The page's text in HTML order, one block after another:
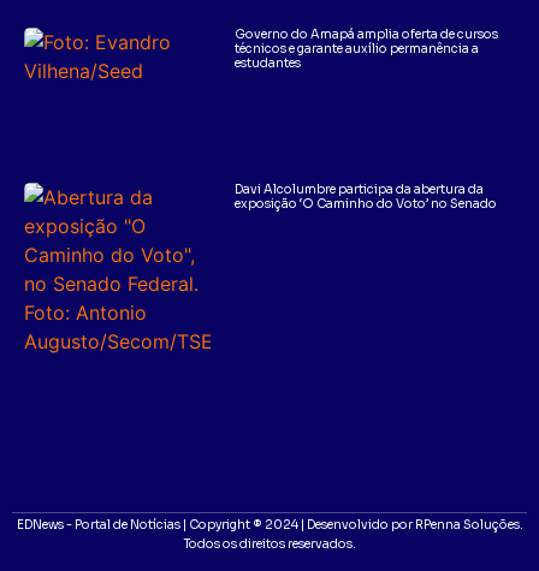
Governo do Amapá amplia oferta de cursos
técnicos e garante auxílio permanência a
estudantes
Davi Alcolumbre participa da abertura da
exposição ‘O Caminho do Voto’ no Senado
EDNews - Portal de Notícias | Copyright ® 2024 | Desenvolvido por RPenna Soluções.
Todos os direitos reservados.